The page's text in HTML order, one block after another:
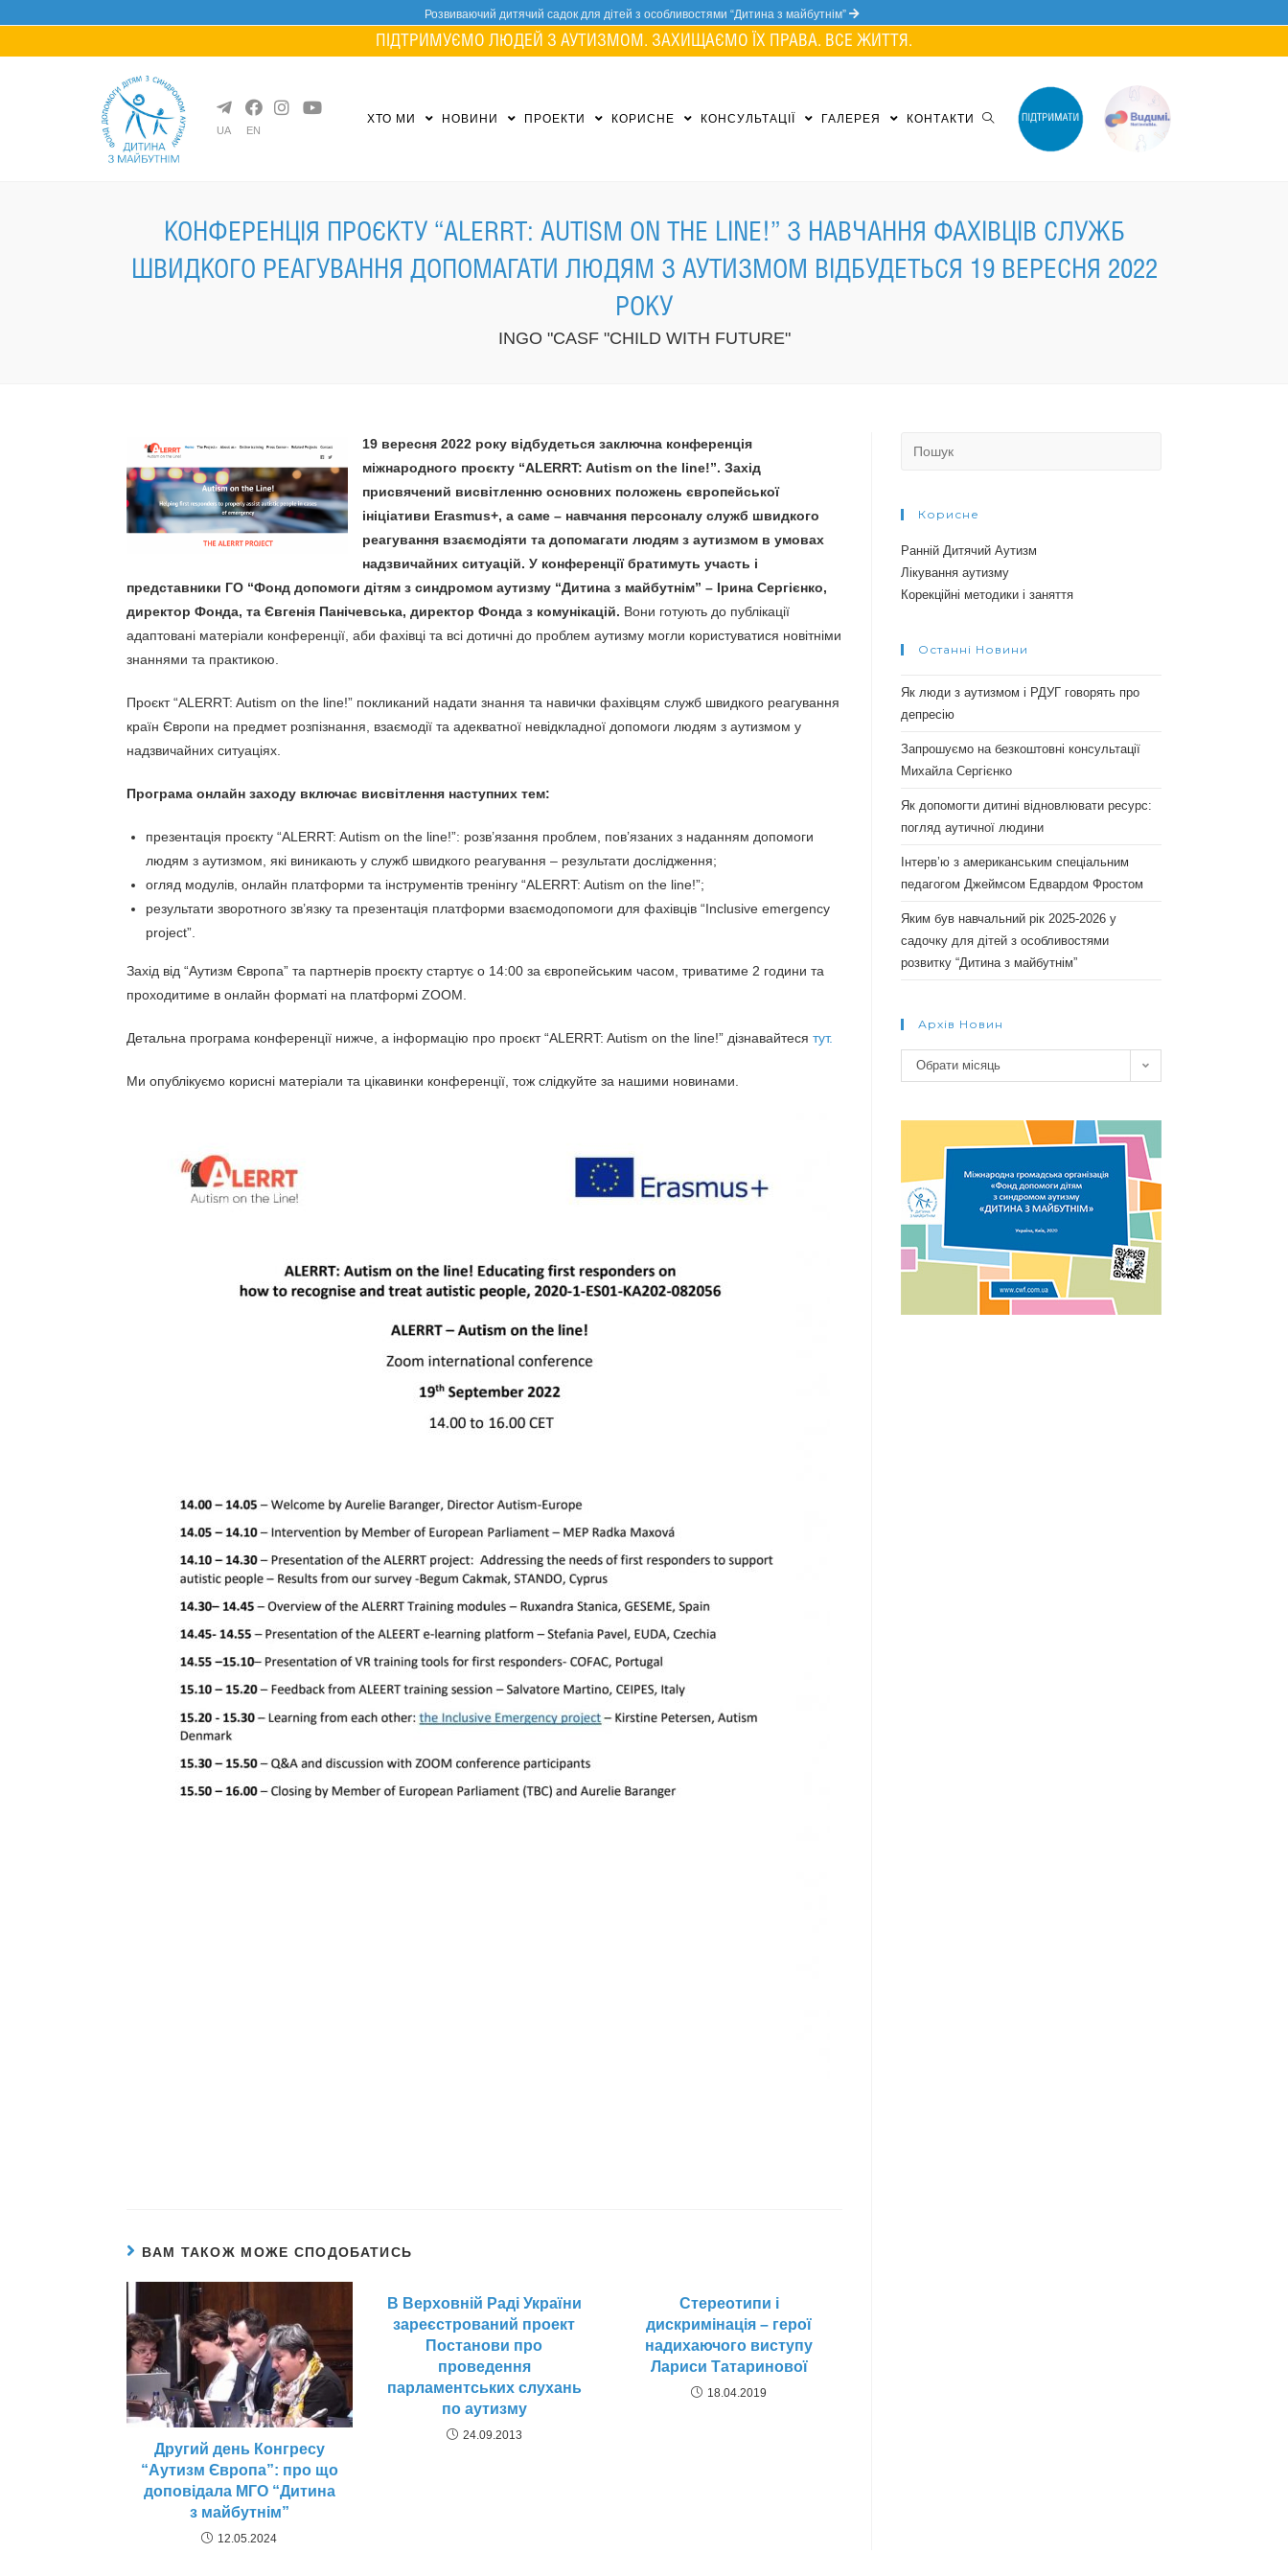
content
Розвиваючий дитячий садок для дітей з особливостями “Дитина з майбутнім”
ПІДТРИМУЄМО ЛЮДЕЙ З АУТИЗМОМ. ЗАХИЩАЄМО ЇХ ПРАВА. ВСЕ ЖИТТЯ.
UA EN
ХТО МИ НОВИНИ ПРОЕКТИ КОРИСНЕ КОНСУЛЬТАЦІЇ ГАЛЕРЕЯ КОНТАКТИ
КОНФЕРЕНЦІЯ ПРОЄКТУ “ALERRT: AUTISM ON THE LINE!” З НАВЧАННЯ ФАХІВЦІВ СЛУЖБ
ШВИДКОГО РЕАГУВАННЯ ДОПОМАГАТИ ЛЮДЯМ З АУТИЗМОМ ВІДБУДЕТЬСЯ 19 ВЕРЕСНЯ 2022
РОКУ
INGO "CASF "CHILD WITH FUTURE"
19 вересня 2022 року відбудеться заключна конференція
міжнародного проєкту “ALERRT: Autism on the line!”. Захід
присвячений висвітленню основних положень європейської
ініціативи Erasmus+, а саме – навчання персоналу служб швидкого
реагування взаємодіяти та допомагати людям з аутизмом в умовах
надзвичайних ситуацій. У конференції братимуть участь і
представники ГО “Фонд допомоги дітям з синдромом аутизму “Дитина з майбутнім” – Ірина Сергієнко,
директор Фонда, та Євгенія Панічевська, директор Фонда з комунікацій. Вони готують до публікації
адаптовані матеріали конференції, аби фахівці та всі дотичні до проблем аутизму могли користуватися новітніми
знаннями та практикою.
Проєкт “ALERRT: Autism on the line!” покликаний надати знання та навички фахівцям служб швидкого реагування
країн Європи на предмет розпізнання, взаємодії та адекватної невідкладної допомоги людям з аутизмом у
надзвичайних ситуаціях.
Програма онлайн заходу включає висвітлення наступних тем:
презентація проєкту “ALERRT: Autism on the line!”: розв’язання проблем, пов’язаних з наданням допомоги
людям з аутизмом, які виникають у служб швидкого реагування – результати дослідження;
огляд модулів, онлайн платформи та інструментів тренінгу “ALERRT: Autism on the line!”;
результати зворотного зв’язку та презентація платформи взаємодопомоги для фахівців “Inclusive emergency
project”.
Захід від “Аутизм Європа” та партнерів проєкту стартує о 14:00 за європейським часом, триватиме 2 години та
проходитиме в онлайн форматі на платформі ZOOM.
Детальна програма конференції нижче, а інформацію про проєкт “ALERRT: Autism on the line!” дізнавайтеся тут.
Ми опублікуємо корисні матеріали та цікавинки конференції, тож слідкуйте за нашими новинами.
ВАМ ТАКОЖ МОЖЕ СПОДОБАТИСЬ
Другий день Конгресу
“Аутизм Європа”: про що
доповідала МГО “Дитина
з майбутнім”
12.05.2024
В Верховній Раді України
зареєстрований проект
Постанови про
проведення
парламентських слухань
по аутизму
24.09.2013
Стереотипи і
дискримінація – герої
надихаючого виступу
Лариси Татаринової
18.04.2019
Корисне
Ранній Дитячий Аутизм
Лікування аутизму
Корекційні методики і заняття
Останні Новини
Як люди з аутизмом і РДУГ говорять про
депресію
Запрошуємо на безкоштовні консультації
Михайла Сергієнко
Як допомогти дитині відновлювати ресурс:
погляд аутичної людини
Інтерв’ю з американським спеціальним
педагогом Джеймсом Едвардом Фростом
Яким був навчальний рік 2025-2026 у
садочку для дітей з особливостями
розвитку “Дитина з майбутнім”
Архів Новин
Архів
новин
Обрати місяць